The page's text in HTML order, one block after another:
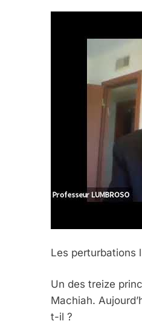
Les perturbations
Un des treize
Machiah.
t-il ?
5